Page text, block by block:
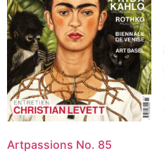
Artpassions No. 85